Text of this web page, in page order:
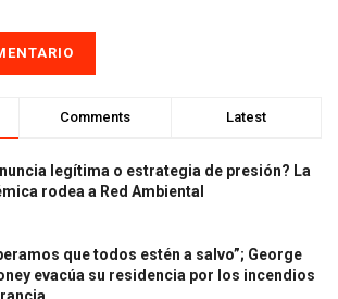
Comments Latest
legítima o estrategia de presión? La
rodea a Red Ambiental
que todos estén a salvo”; George
evacúa su residencia por los incendios